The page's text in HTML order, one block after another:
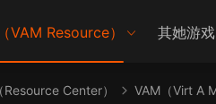
VAM Resource） 其她游
Center） VAM（Virt A